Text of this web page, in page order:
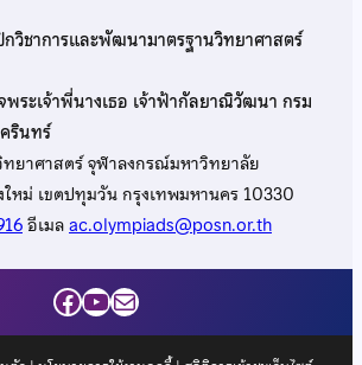
วิชาการและพัฒนามาตรฐานวิทยาศาสตร์
ระเจ้าพี่นางเธอ เจ้าฟ้ากัลยาณิวัฒนา กรม
รินทร์
ยาศาสตร์ จุฬาลงกรณ์มหาวิทยาลัย
หม่ เขตปทุมวัน กรุงเทพมหานคร 10330
อีเมลac.olympiads@posn.or.th
Facebook
YouTube
Mail